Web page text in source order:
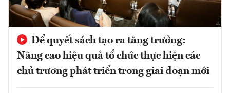
Để quyết sách tạo ra tăng trưởng:
Nâng cao hiệu quả tổ chức thực hiện các
chủ trương phát triển trong giai đoạn mới